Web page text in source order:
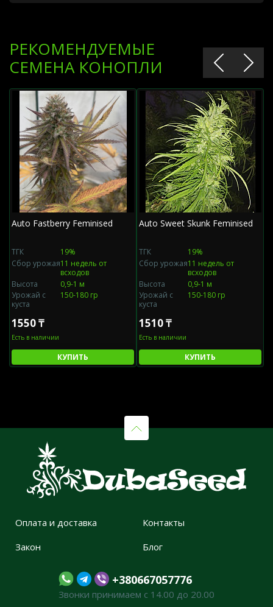
РЕКОМЕНДУЕМЫЕ
СЕМЕНА КОНОПЛИ
Auto Fastberry Feminised
ТГК
19%
Сбор урожая11 недель от
всходов
Высота
0,9-1 м
Урожай с
куста
150-180 гр
1550 ₸
Есть в наличии
КУПИТЬ
Auto Sweet Skunk Feminised
ТГК
19%
Сбор урожая11 недель от
всходов
Высота
0,9-1 м
Урожай с
куста
150-180 гр
1510 ₸
Есть в наличии
КУПИТЬ
Оплата и доставка
Закон
Контакты
Блог
+380667057776
Звонки принимаем с 14.00 до 20.00